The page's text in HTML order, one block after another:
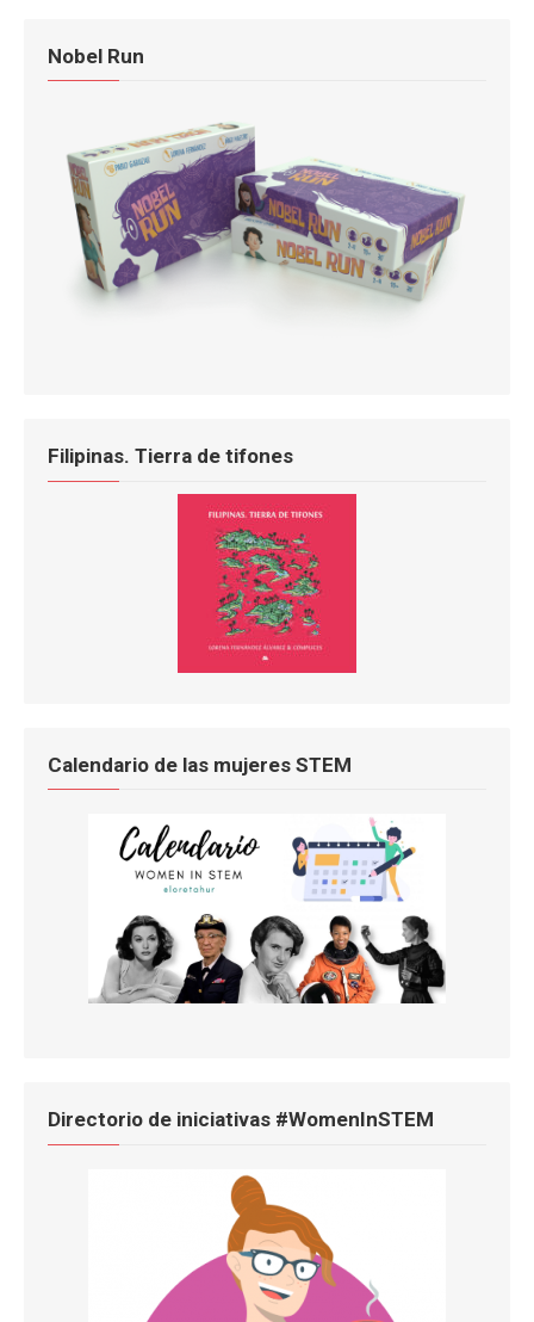
Nobel Run
Filipinas. Tierra de tifones
Calendario de las mujeres STEM
Directorio de iniciativas #WomenInSTEM